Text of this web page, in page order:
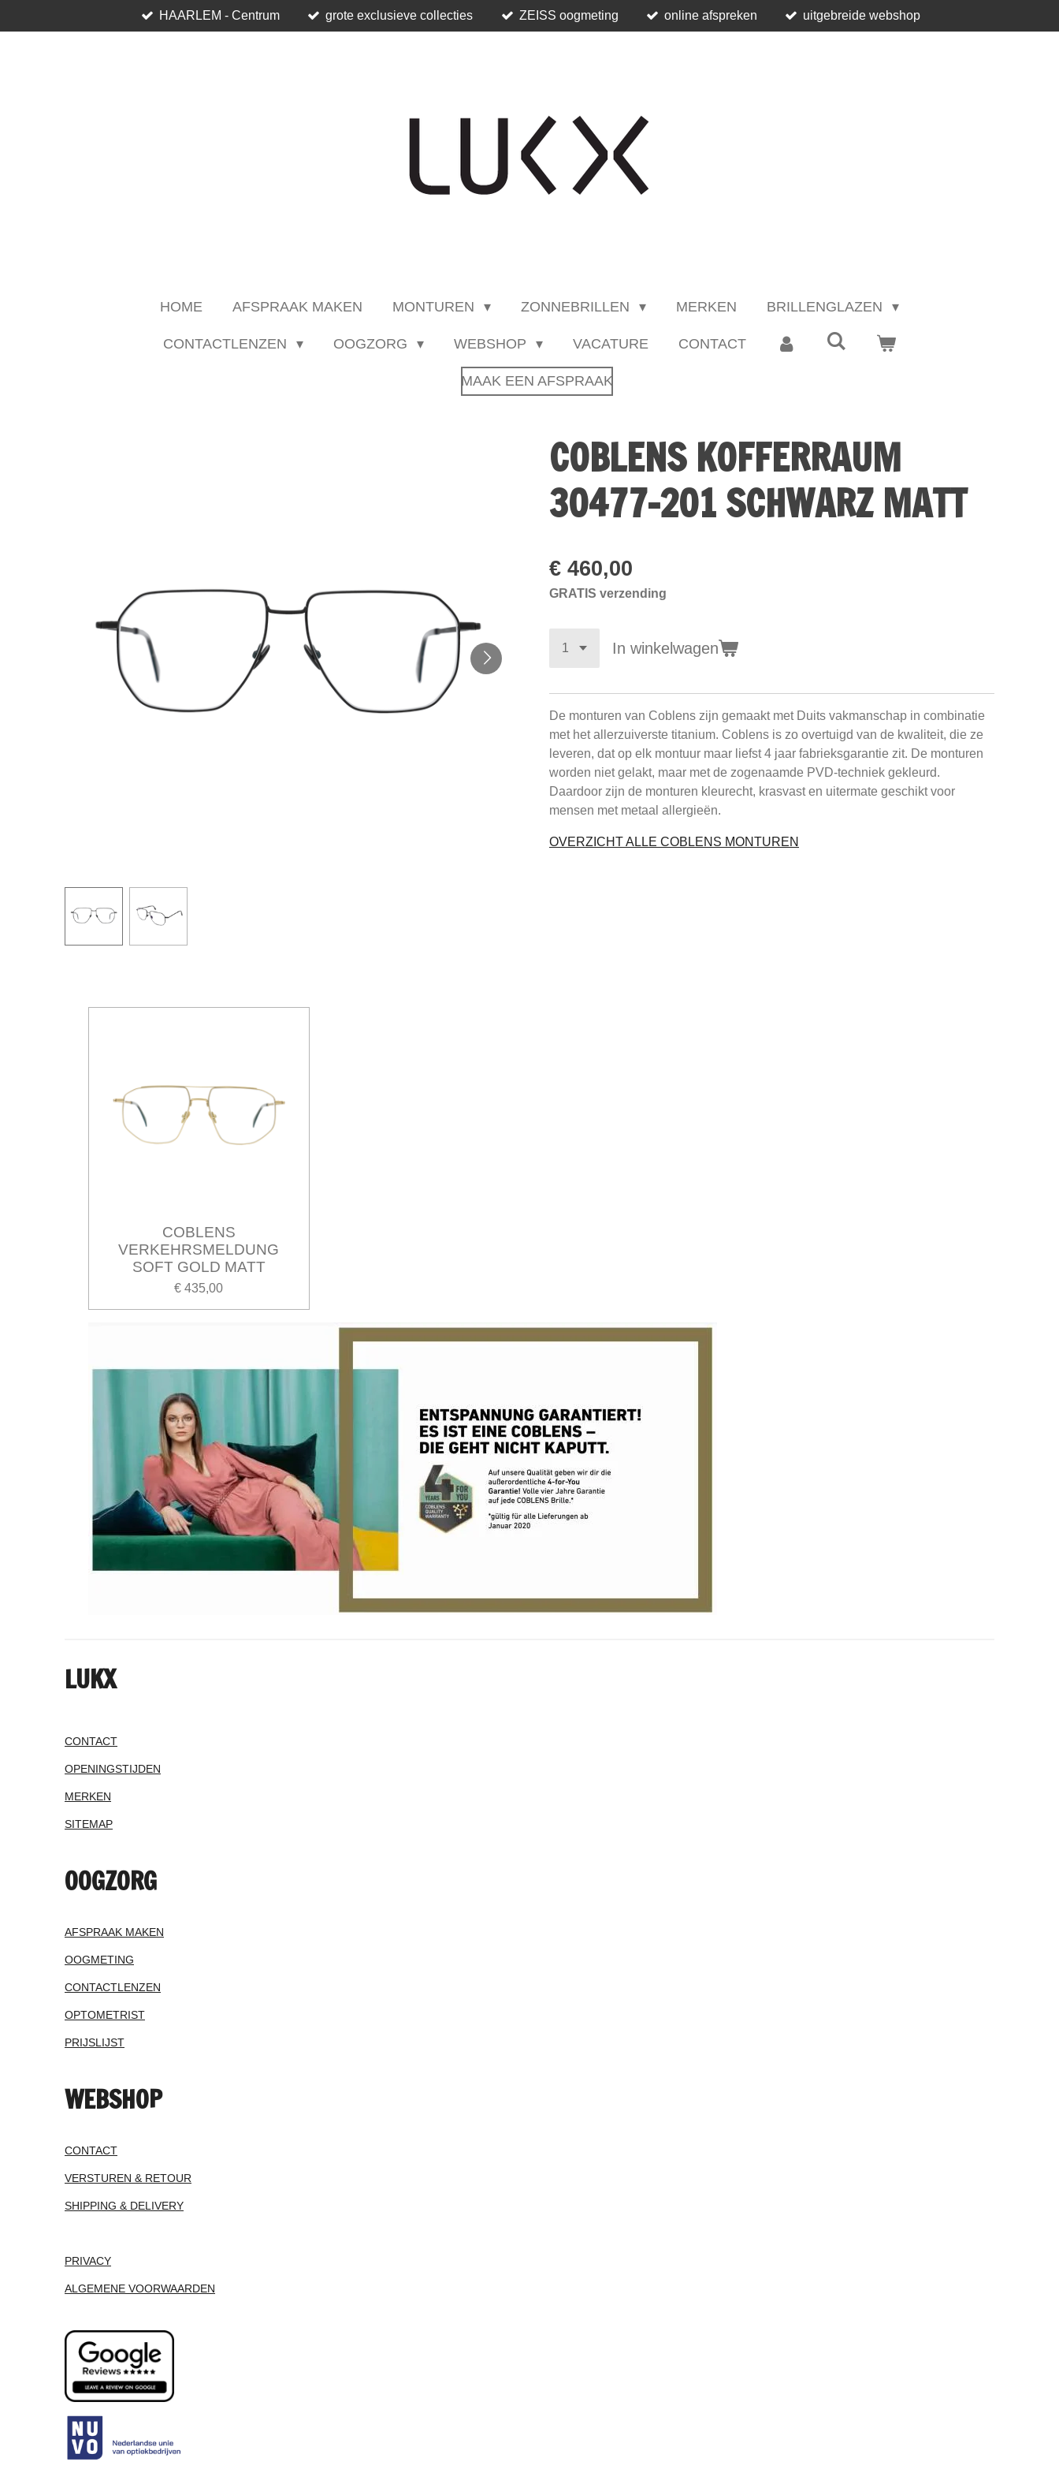
direct
HAARLEM - Centrum grote exclusieve collecties ZEISS oogmeting online afspreken uitgebreide webshop
HOME AFSPRAAK MAKEN MONTUREN ZONNEBRILLEN MERKEN BRILLENGLAZEN
CONTACTLENZEN OOGZORG WEBSHOP VACATURE CONTACT
MAAK EEN AFSPRAAK
COBLENS KOFFERRAUM
30477-201 SCHWARZ MATT
€ 460,00
GRATIS verzending
In winkelwagen
De monturen van Coblens zijn gemaakt met Duits vakmanschap in combinatie
met het allerzuiverste titanium. Coblens is zo overtuigd van de kwaliteit, die ze
leveren, dat op elk montuur maar liefst 4 jaar fabrieksgarantie zit. De monturen
worden niet gelakt, maar met de zogenaamde PVD-techniek gekleurd.
Daardoor zijn de monturen kleurecht, krasvast en uitermate geschikt voor
mensen met metaal allergieën.
OVERZICHT ALLE COBLENS MONTUREN
COBLENS
VERKEHRSMELDUNG
SOFT GOLD MATT
€ 435,00
LUKX
CONTACT
OPENINGSTIJDEN
MERKEN
SITEMAP
OOGZORG
AFSPRAAK MAKEN
OOGMETING
CONTACTLENZEN
OPTOMETRIST
PRIJSLIJST
WEBSHOP
CONTACT
VERSTUREN & RETOUR
SHIPPING & DELIVERY
PRIVACY
ALGEMENE VOORWAARDEN